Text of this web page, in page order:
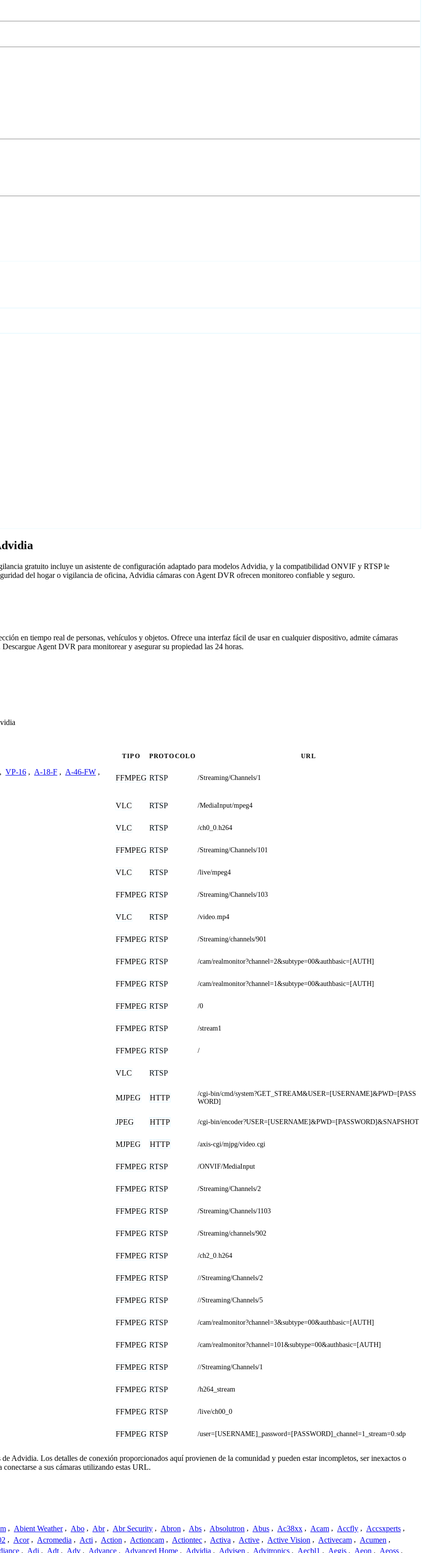
gratuito incluye un asistente de configuración adaptado para modelos Advidia, y la compatibilidad ONVIF y RTSP le
del hogar o vigilancia de oficina, Advidia cámaras con Agent DVR ofrecen monitoreo confiable y seguro.
en tiempo real de personas, vehículos y objetos. Ofrece una interfaz fácil de usar en cualquier dispositivo, admite cámaras
Agent DVR para monitorear y asegurar su propiedad las 24 horas.
TIPO PROTOCOLO URL
, VP-16 , A-18-F , A-46-FW ,
FFMPEG RTSP /Streaming/Channels/1
VLC RTSP /MediaInput/mpeg4
VLC RTSP /ch0_0.h264
FFMPEG RTSP /Streaming/Channels/101
VLC RTSP /live/mpeg4
FFMPEG RTSP /Streaming/Channels/103
VLC RTSP /video.mp4
FFMPEG RTSP /Streaming/channels/901
FFMPEG RTSP /cam/realmonitor?channel=2&subtype=00&authbasic=[AUTH]
FFMPEG RTSP /cam/realmonitor?channel=1&subtype=00&authbasic=[AUTH]
FFMPEG RTSP /0
FFMPEG RTSP /stream1
FFMPEG RTSP /
VLC RTSP
MJPEG HTTP
/cgi-bin/cmd/system?GET_STREAM&USER=[USERNAME]&PWD=[PASS
WORD]
JPEG HTTP /cgi-bin/encoder?USER=[USERNAME]&PWD=[PASSWORD]&SNAPSHOT
MJPEG HTTP /axis-cgi/mjpg/video.cgi
FFMPEG RTSP /ONVIF/MediaInput
FFMPEG RTSP /Streaming/Channels/2
FFMPEG RTSP /Streaming/Channels/1103
FFMPEG RTSP /Streaming/channels/902
FFMPEG RTSP /ch2_0.h264
FFMPEG RTSP //Streaming/Channels/2
FFMPEG RTSP //Streaming/Channels/5
FFMPEG RTSP /cam/realmonitor?channel=3&subtype=00&authbasic=[AUTH]
FFMPEG RTSP /cam/realmonitor?channel=101&subtype=00&authbasic=[AUTH]
FFMPEG RTSP //Streaming/Channels/1
FFMPEG RTSP /h264_stream
FFMPEG RTSP /live/ch00_0
FFMPEG RTSP /user=[USERNAME]_password=[PASSWORD]_channel=1_stream=0.sdp
Advidia. Los detalles de conexión proporcionados aquí provienen de la comunidad y pueden estar incompletos, ser inexactos o
a sus cámaras utilizando estas URL.
, Abient Weather , Abo , Abr , Abr Security , Abron , Abs , Absolutron , Abus , Ac38xx , Acam , Accfly , Accsxperts ,
, Acor , Acromedia , Acti , Action , Actioncam , Actiontec , Activa , Active , Active Vision , Activecam , Acumen ,
, Adj , Adt , Adv , Advance , Advanced Home , Advidia , Advisen , Advitronics , Aecbl1 , Aegis , Aeon , Aeoss ,